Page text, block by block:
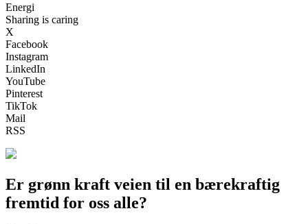
Energi
Sharing is caring
X
Facebook
Instagram
LinkedIn
YouTube
Pinterest
TikTok
Mail
RSS
Er grønn kraft veien til en bærekraftig
fremtid for oss alle?